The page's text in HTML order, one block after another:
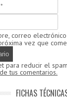
correo
vez que
para reducir el
tus comentarios.
FICHAS